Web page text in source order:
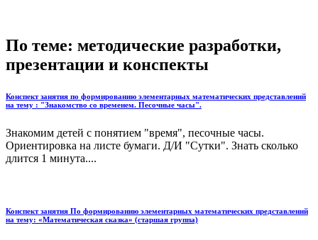
По теме: методические разработки,
презентации и конспекты
Конспект занятия по формированию элементарных математических представлений
на тему : "Знакомство со временем. Песочные часы".
Знакомим детей с понятием "время", песочные часы.
Ориентировка на листе бумаги. Д/И "Сутки". Знать сколько
длится 1 минута....
Конспект занятия По формированию элементарных математических представлений
на тему: «Математическая сказка» (старшая группа)